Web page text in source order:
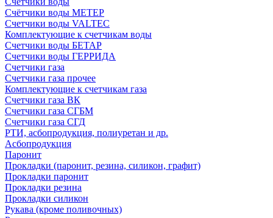
Счётчики воды МЕТЕР
Счетчики воды VALTEC
Комплектующие к счетчикам воды
Счетчики воды БЕТАР
Счетчики воды ГЕРРИДА
Счетчики газа
Счетчики газа прочее
Комплектующие к счетчикам газа
Счетчики газа ВК
Счетчики газа СГБМ
Счетчики газа СГД
РТИ, асбопродукция, полиуретан и др.
Асбопродукция
Паронит
Прокладки (паронит, резина, силикон, графит)
Прокладки паронит
Прокладки резина
Прокладки силикон
Рукава (кроме поливочных)